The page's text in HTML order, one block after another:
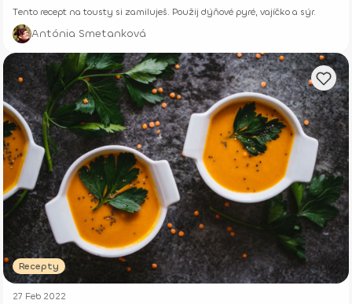
Tento recept na tousty si zamiluješ. Použij dýňové pyré, vajíčko a sýr.
Antónia Smetanková
Recepty
27 Feb 2022